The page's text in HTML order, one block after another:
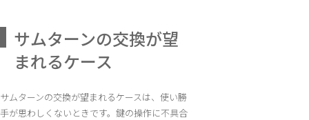
サムターンの交換が望
まれるケース
サムターンの交換が望まれるケースは、使い勝
手が思わしくないときです。鍵の操作に不具合